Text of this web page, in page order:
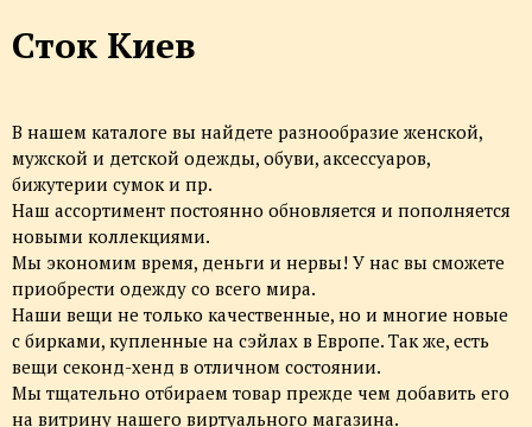
Сток Киев
В нашем каталоге вы найдете разнообразие женской,
мужской и детской одежды, обуви, аксессуаров,
бижутерии сумок и пр.
Наш ассортимент постоянно обновляется и пополняется
новыми коллекциями.
Мы экономим время, деньги и нервы! У нас вы сможете
приобрести одежду со всего мира.
Наши вещи не только качественные, но и многие новые
с бирками, купленные на сэйлах в Европе. Так же, есть
вещи секонд-хенд в отличном состоянии.
Мы тщательно отбираем товар прежде чем добавить его
на витрину нашего виртуального магазина.